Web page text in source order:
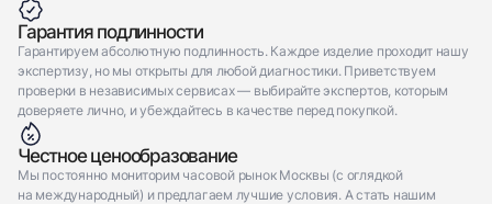
Гарантия подлинности
Гарантируем абсолютную подлинность. Каждое изделие проходит нашу
экспертизу, но мы открыты для любой диагностики. Приветствуем
проверки в независимых сервисах — выбирайте экспертов, которым
доверяете лично, и убеждайтесь в качестве перед покупкой.
Честное ценообразование
Мы постоянно мониторим часовой рынок Москвы (с оглядкой
на международный) и предлагаем лучшие условия. А стать нашим